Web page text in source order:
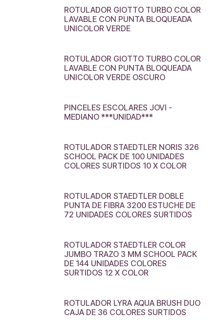
ROTULADOR GIOTTO TURBO COLOR
LAVABLE CON PUNTA BLOQUEADA
UNICOLOR VERDE
ROTULADOR GIOTTO TURBO COLOR
LAVABLE CON PUNTA BLOQUEADA
UNICOLOR VERDE OSCURO
PINCELES ESCOLARES JOVI -
MEDIANO ***UNIDAD***
ROTULADOR STAEDTLER NORIS 326
SCHOOL PACK DE 100 UNIDADES
COLORES SURTIDOS 10 X COLOR
ROTULADOR STAEDTLER DOBLE
PUNTA DE FIBRA 3200 ESTUCHE DE
72 UNIDADES COLORES SURTIDOS
ROTULADOR STAEDTLER COLOR
JUMBO TRAZO 3 MM SCHOOL PACK
DE 144 UNIDADES COLORES
SURTIDOS 12 X COLOR
ROTULADOR LYRA AQUA BRUSH DUO
CAJA DE 36 COLORES SURTIDOS